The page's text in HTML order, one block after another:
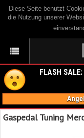
Diese Seite benutzt
die Nutzung unserer
FLASH
Gaspedal Tuning